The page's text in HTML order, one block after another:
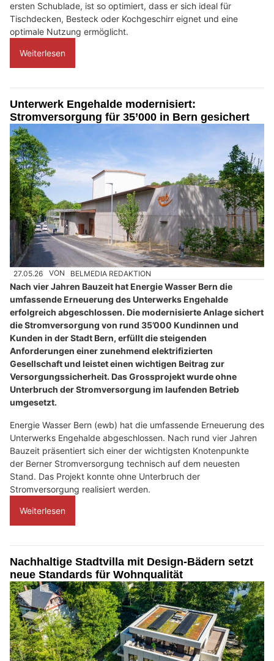
ersten Schublade, ist so optimiert, dass er sich ideal für
Tischdecken, Besteck oder Kochgeschirr eignet und eine
optimale Nutzung ermöglicht.
Weiterlesen
Unterwerk Engehalde modernisiert:
Stromversorgung für 35’000 in Bern gesichert
27.05.26 VON BELMEDIA REDAKTION
Nach vier Jahren Bauzeit hat Energie Wasser Bern die
umfassende Erneuerung des Unterwerks Engehalde
erfolgreich abgeschlossen. Die modernisierte Anlage sichert
die Stromversorgung von rund 35’000 Kundinnen und
Kunden in der Stadt Bern, erfüllt die steigenden
Anforderungen einer zunehmend elektrifizierten
Gesellschaft und leistet einen wichtigen Beitrag zur
Versorgungssicherheit. Das Grossprojekt wurde ohne
Unterbruch der Stromversorgung im laufenden Betrieb
umgesetzt.
Energie Wasser Bern (ewb) hat die umfassende Erneuerung des
Unterwerks Engehalde abgeschlossen. Nach rund vier Jahren
Bauzeit präsentiert sich einer der wichtigsten Knotenpunkte
der Berner Stromversorgung technisch auf dem neuesten
Stand. Das Projekt konnte ohne Unterbruch der
Stromversorgung realisiert werden.
Weiterlesen
Nachhaltige Stadtvilla mit Design-Bädern setzt
neue Standards für Wohnqualität